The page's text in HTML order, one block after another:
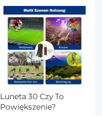
Luneta 30 Czy To
Powiększenie?